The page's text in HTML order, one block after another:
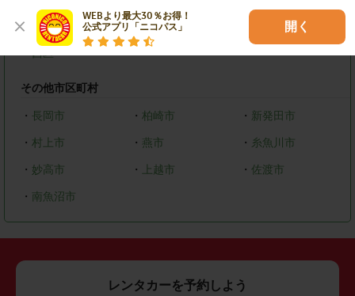
WEBより最大30％お得！
公式アプリ「ニコパス」
開く
・ 東区 ・中央区
・西区
その他市区町村
・ 長岡市 ・ 柏崎市 ・ 新発田市
・ 村上市 ・ 燕市 ・ 糸魚川市
・ 妙高市 ・ 上越市 ・ 佐渡市
・ 南魚沼市
レンタカーを予約しよう